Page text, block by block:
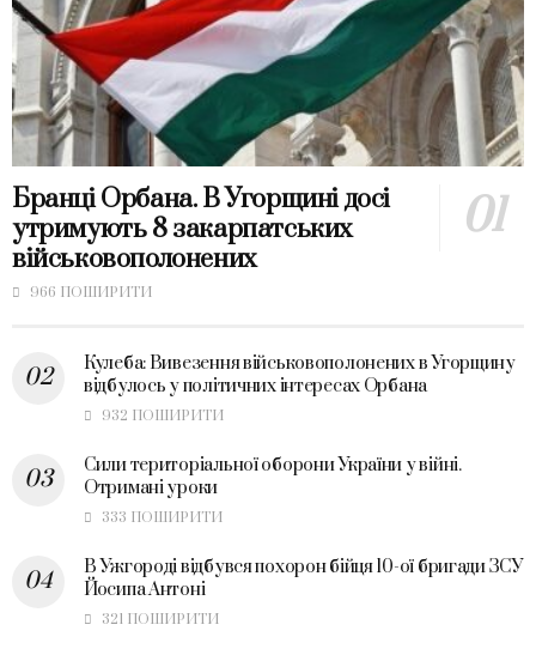
Бранці Орбана. В Угорщині досі
утримують 8 закарпатських
військовополонених
966 ПОШИРИТИ
Кулеба: Вивезення військовополонених в Угорщину
відбулось у політичних інтересах Орбана
932 ПОШИРИТИ
Сили територіальної оборони України у війні.
Отримані уроки
333 ПОШИРИТИ
В Ужгороді відбувся похорон бійця 10-ої бригади ЗСУ
Йосипа Антоні
321 ПОШИРИТИ